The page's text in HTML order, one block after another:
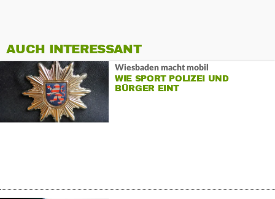
AUCH INTERESSANT
Wiesbaden macht mobil
WIE SPORT POLIZEI UND
BÜRGER EINT